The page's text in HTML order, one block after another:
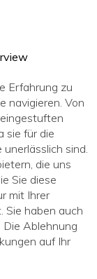
Erfahrung zu
navigieren. Von
sie für die
sind.
die uns
Sie diese
mit Ihrer
Sie haben auch
Die Ablehnung
auf Ihr